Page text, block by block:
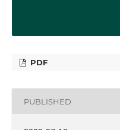
PDF
PUBLISHED